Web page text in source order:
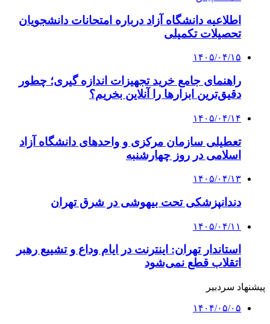
اطلاعیه دانشگاه آزاد درباره امتحانات دانشجویان
تحصیلات تکمیلی
۱۴۰۵/۰۴/۱۵
راهنمای جامع خرید تجهیزات اندازه گیری؛ چطور
دقیق‌ترین ابزارها را آنلاین بخریم؟
۱۴۰۵/۰۴/۱۴
تعطیلی سازمان مرکزی و واحدهای دانشگاه آزاد
اسلامی در روز چهارشنبه
۱۴۰۵/۰۴/۱۳
دندانپزشکی تحت بیهوشی در شرق تهران
۱۴۰۵/۰۴/۱۱
استاندار تهران: اینترنت در ایام وداع و تشییع رهبر
اتقلاب قطع نمی‌شود
پیشنهاد سردبیر
۱۴۰۴/۰۵/۰۵